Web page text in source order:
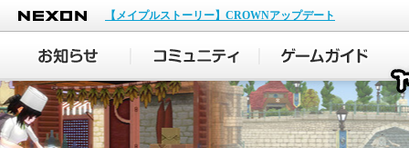
NEXON
【メイプルストーリー】CROWNアップデート